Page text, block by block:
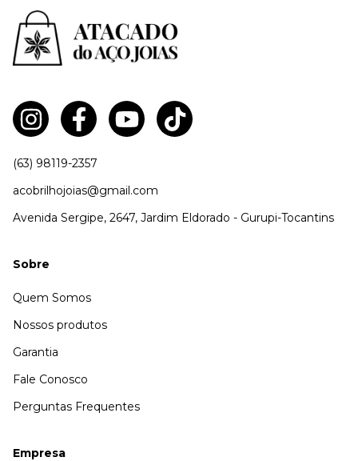
(63) 98119-2357
acobrilhojoias@gmail.com
Avenida Sergipe, 2647, Jardim Eldorado - Gurupi-Tocantins
Sobre
Quem Somos
Nossos produtos
Garantia
Fale Conosco
Perguntas Frequentes
Empresa